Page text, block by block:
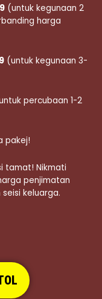
(untuk kegunaan 2
harga
(untuk kegunaan 3-
percubaan 1-2
pakej!
tamat! Nikmati
penjimatan
keluarga.